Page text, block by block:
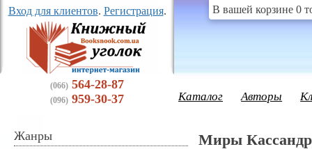
Вход для клиентов. Регистрация.
(066) 564-28-87
(096) 959-30-37
В вашей корзине 0
Каталог Авторы
Жанры Миры